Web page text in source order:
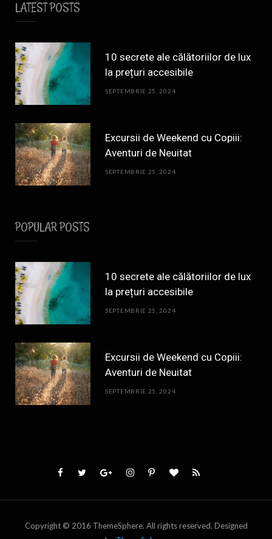
LATEST POSTS
10 secrete ale călătoriilor de lux
la prețuri accesibile
SEPTEMBRIE 25, 2024
Excursii de Weekend cu Copiii:
Aventuri de Neuitat
SEPTEMBRIE 25, 2024
POPULAR POSTS
10 secrete ale călătoriilor de lux
la prețuri accesibile
SEPTEMBRIE 25, 2024
Excursii de Weekend cu Copiii:
Aventuri de Neuitat
SEPTEMBRIE 25, 2024
Copyright © 2016 ThemeSphere. All rights reserved. Designed